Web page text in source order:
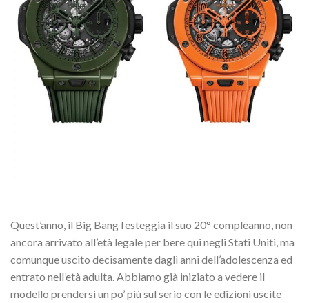
Quest’anno, il Big Bang festeggia il suo 20° compleanno, non
ancora arrivato all’età legale per bere qui negli Stati Uniti, ma
comunque uscito decisamente dagli anni dell’adolescenza ed
entrato nell’età adulta. Abbiamo già iniziato a vedere il
modello prendersi un po’ più sul serio con le edizioni uscite